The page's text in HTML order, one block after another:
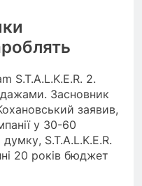
S.T.A.L.K.E.R. 2.
Засновник
заявив,
у 30-60
S.T.A.L.K.E.R.
20 років бюджет